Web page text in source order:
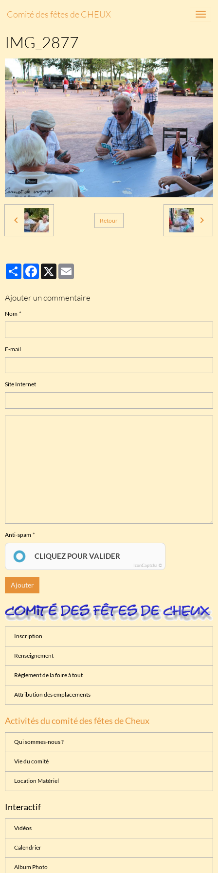
Comité des fêtes de CHEUX
IMG_2877
Retour
PartagerFacebook
X
Ajouter un commentaire
Nom
E-mail
Site Internet
Anti-spam
CLIQUEZ POUR VALIDER
IconCaptcha ©
Ajouter
Inscription
Renseignement
Règlement de la foire à tout
Attribution des emplacements
Activités du comité des fêtes de Cheux
Qui sommes-nous ?
Vie du comité
Location Matériel
Interactif
Vidéos
Calendrier
Album Photo